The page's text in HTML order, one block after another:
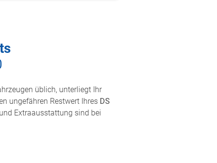
üblich, unterliegt Ihr
ungefähren Restwert Ihres DS
Extraausstattung sind bei